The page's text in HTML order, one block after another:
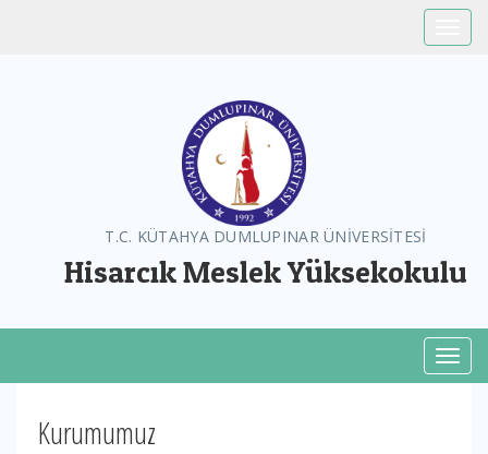
T.C. KÜTAHYA DUMLUPINAR ÜNİVERSİTESİ
Hisarcık Meslek Yüksekokulu
Kurumumuz